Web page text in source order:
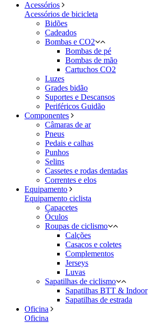
Acessórios
Acessórios de bicicleta
Bidões
Cadeados
Bombas e CO2
Bombas de pé
Bombas de mão
Cartuchos CO2
Luzes
Grades bidão
Suportes e Descansos
Periféricos Guidão
Componentes
Câmaras de ar
Pneus
Pedais e calhas
Punhos
Selins
Cassetes e rodas dentadas
Correntes e elos
Equipamento
Equipamento ciclista
Capacetes
Óculos
Roupas de ciclismo
Calções
Casacos e coletes
Complementos
Jerseys
Luvas
Sapatilhas de ciclismo
Sapatilhas BTT & Indoor
Sapatilhas de estrada
Oficina
Oficina